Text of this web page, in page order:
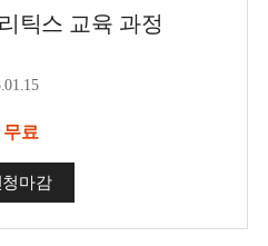
틱스 교육 과정
무료
청마감